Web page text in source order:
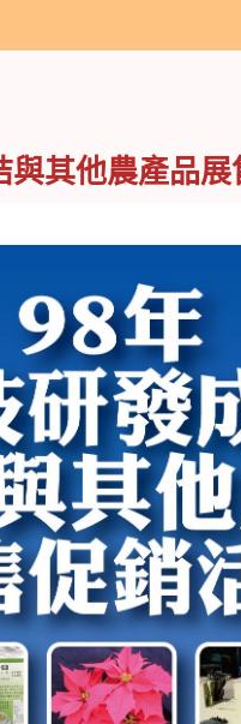
其他農產品